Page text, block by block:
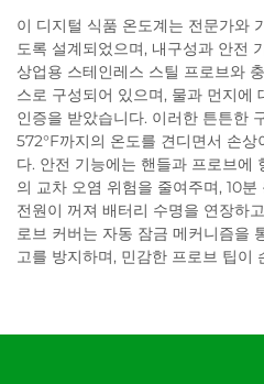
이 디지털 식품 온도계는 전문가와
도록 설계되었으며, 내구성과 안전
상업용 스테인레스 스틸 프로브와
스로 구성되어 있으며, 물과 먼지에
인증을 받았습니다. 이러한 튼튼한
572°F까지의 온도를 견디면서 손
다. 안전 기능에는 핸들과 프로브에
의 교차 오염 위험을 줄여주며, 10
전원이 꺼져 배터리 수명을 연장하
로브 커버는 자동 잠금 메커니즘을
고를 방지하며, 민감한 프로브 팁이